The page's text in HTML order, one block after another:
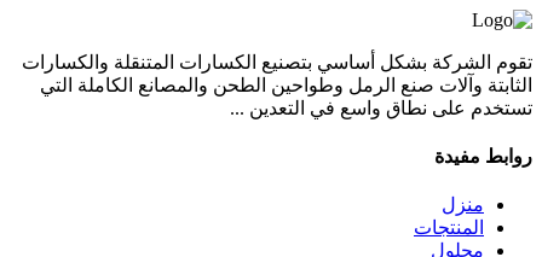
تقوم الشركة بشكل أساسي بتصنيع الكسارات المتنقلة والكسارات
الثابتة وآلات صنع الرمل وطواحين الطحن والمصانع الكاملة التي
تستخدم على نطاق واسع في التعدين ...
روابط مفيدة
منزل
المنتجات
محلول